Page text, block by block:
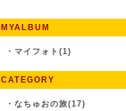
MYALBUM
・ マイフォト(1)
CATEGORY
・ なちゅおの旅(17)